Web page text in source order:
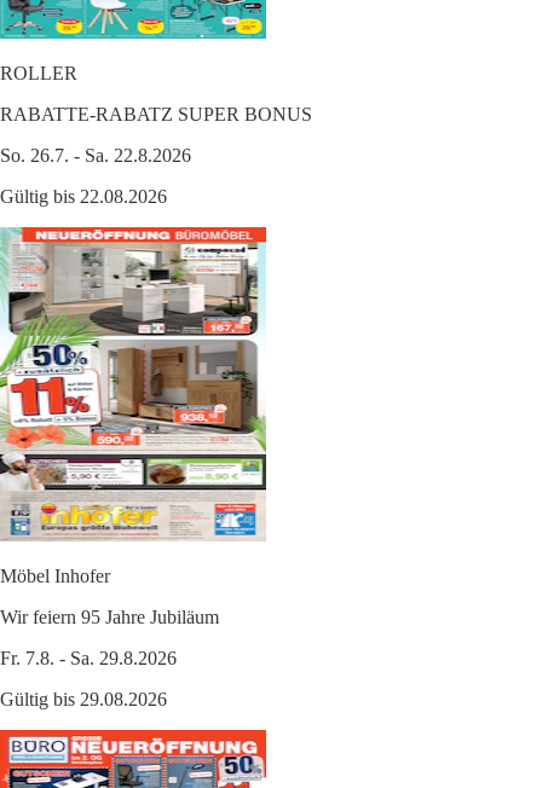
ROLLER
RABATTE-RABATZ SUPER BONUS
So. 26.7. - Sa. 22.8.2026
Gültig bis 22.08.2026
Möbel Inhofer
Wir feiern 95 Jahre Jubiläum
Fr. 7.8. - Sa. 29.8.2026
Gültig bis 29.08.2026